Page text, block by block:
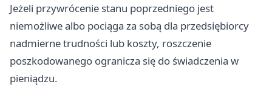
Jeżeli przywrócenie stanu poprzedniego jest
niemożliwe albo pociąga za sobą dla przedsiębiorcy
nadmierne trudności lub koszty, roszczenie
poszkodowanego ogranicza się do świadczenia w
pieniądzu.